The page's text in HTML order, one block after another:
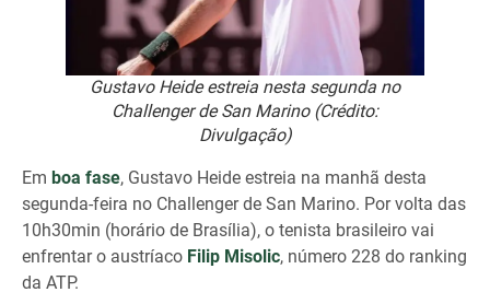
Gustavo Heide estreia nesta segunda no
Challenger de San Marino (Crédito:
Divulgação)
Em boa fase, Gustavo Heide estreia na manhã desta
segunda-feira no Challenger de San Marino. Por volta das
10h30min (horário de Brasília), o tenista brasileiro vai
enfrentar o austríaco Filip Misolic, número 228 do ranking
da ATP.